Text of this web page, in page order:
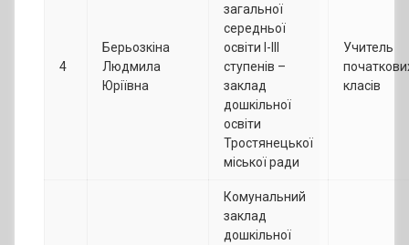
4
Берьозкіна
Людмила
Юріївна
загальної
середньої
освіти І-ІІІ
ступенів –
заклад
дошкільної
освіти
Тростянецької
міської ради
Учитель
класів
Комунальний
заклад
дошкільної